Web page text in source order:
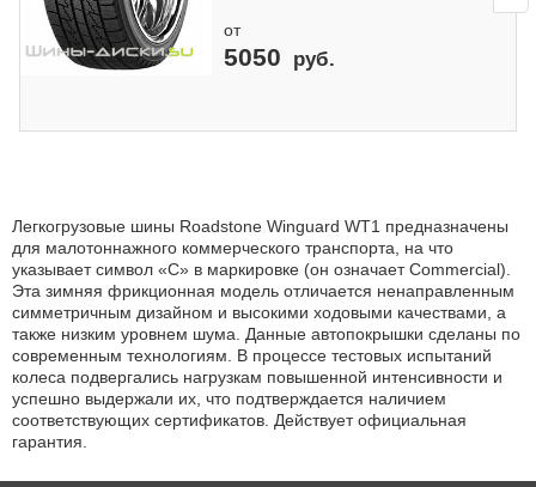
от
5050 руб.
Легкогрузовые шины Roadstone Winguard WT1 предназначены
для малотоннажного коммерческого транспорта, на что
указывает символ «С» в маркировке (он означает Commercial).
Эта зимняя фрикционная модель отличается ненаправленным
симметричным дизайном и высокими ходовыми качествами, а
также низким уровнем шума. Данные автопокрышки сделаны по
современным технологиям. В процессе тестовых испытаний
колеса подвергались нагрузкам повышенной интенсивности и
успешно выдержали их, что подтверждается наличием
соответствующих сертификатов. Действует официальная
гарантия.